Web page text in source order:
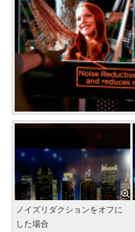
ノイズリダクションをオフに
した場合